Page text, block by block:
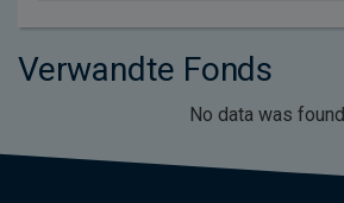
Verwandte Fonds
No data was found